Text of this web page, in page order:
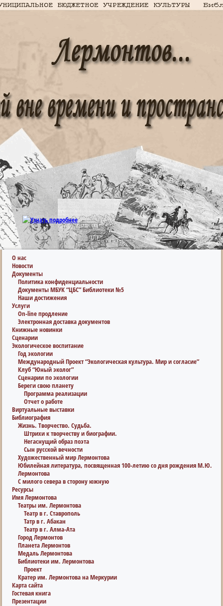
О нас
Новости
Документы
Политика конфиденциальности
Документы МБУК “ЦБС” Библиотеки №5
Наши достижения
Услуги
On-line продление
Электронная доставка документов
Книжные новинки
Сценарии
Экологическое воспитание
Год экологии
Международный Проект “Экологическая культура. Мир и согласие”
Клуб “Юный эколог”
Сценарии по экологии
Береги свою планету
Программа реализации
Отчет о работе
Виртуальные выставки
Библиография
Жизнь. Творчество. Судьба.
Штрихи к творчеству и биографии.
Негаснущий образ поэта
Сын русской вечности
Художественный мир Лермонтова
Юбилейная литература, посвященная 100-летию со дня рождения М.Ю.
Лермонтова
С милого севера в сторону южную
Ресурсы
Имя Лермонтова
Театры им. Лермонтова
Театр в г. Ставрополь
Татр в г. Абакан
Театр в г. Алма-Ата
Город Лермонтов
Планета Лермонтов
Медаль Лермонтова
Библиотеки им. Лермонтова
Проект
Кратер им. Лермонтова на Меркурии
Карта сайта
Гостевая книга
Презентации